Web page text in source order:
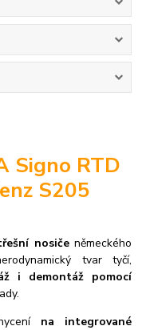
Signo RTD
S205
nosičeněmeckého
tvar tyčí,
i demontáž pomocí
na integrované